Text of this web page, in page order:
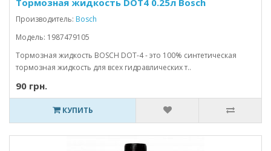
Тормозная жидкость DOT4 0.25л Bosch
Производитель: Bosch
Модель: 1987479105
Тормозная жидкость BOSCH DOT-4 - это 100% синтетическая
тормозная жидкость для всех гидравлических т..
90 грн.
КУПИТЬ